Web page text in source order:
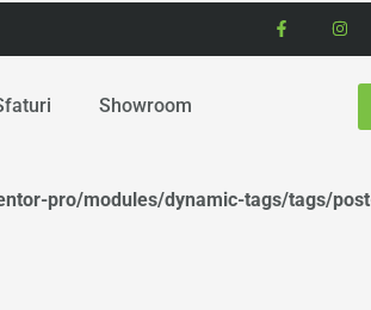
Showroom
pro/modules/dynamic-tags/tags/